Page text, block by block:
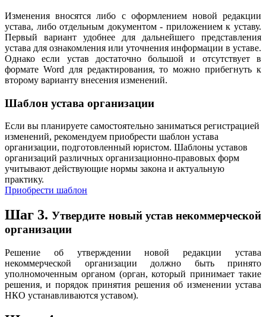
Изменения вносятся либо с оформлением новой редакции
устава, либо отдельным документом - приложением к уставу.
Первый вариант удобнее для дальнейшего представления
устава для ознакомления или уточнения информации в уставе.
Однако если устав достаточно большой и отсутствует в
формате Word для редактирования, то можно прибегнуть к
второму варианту внесения изменений.
Шаблон устава организации
Если вы планируете самостоятельно заниматься регистрацией
изменений, рекомендуем приобрести шаблон устава
организации, подготовленный юристом. Шаблоны уставов
организаций различных организационно-правовых форм
учитывают действующие нормы закона и актуальную
практику.
Приобрести шаблон
Шаг 3. Утвердите новый устав некоммерческой
организации
Решение об утверждении новой редакции устава
некоммерческой организации должно быть принято
уполномоченным органом (орган, который принимает такие
решения, и порядок принятия решения об изменении устава
НКО устанавливаются уставом).